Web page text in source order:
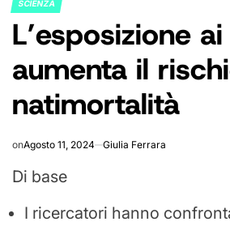
POSTED
IN
SCIENZA
L’esposizione
aumenta il
natimortalità
onAgosto 11, 2024 Giulia Ferrara
Di base
I ricercatori hanno